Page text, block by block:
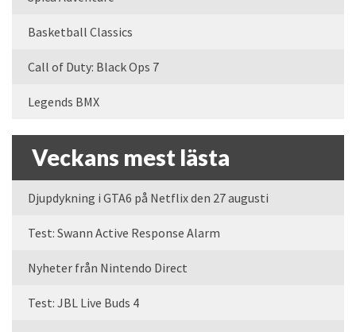
Basketball Classics
Call of Duty: Black Ops 7
Legends BMX
Veckans mest lästa
Djupdykning i GTA6 på Netflix den 27 augusti
Test: Swann Active Response Alarm
Nyheter från Nintendo Direct
Test: JBL Live Buds 4